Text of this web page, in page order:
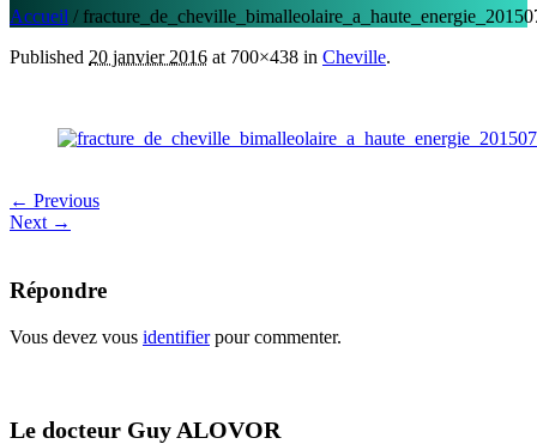
Accueil /
Published 20 janvier 2016 at 700×438 in Cheville.
← Previous
Next →
Répondre
Vous devez vous identifierpour commenter.
Le docteur Guy ALOVOR